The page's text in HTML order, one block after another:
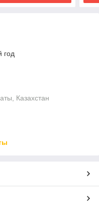
год
Казахстан